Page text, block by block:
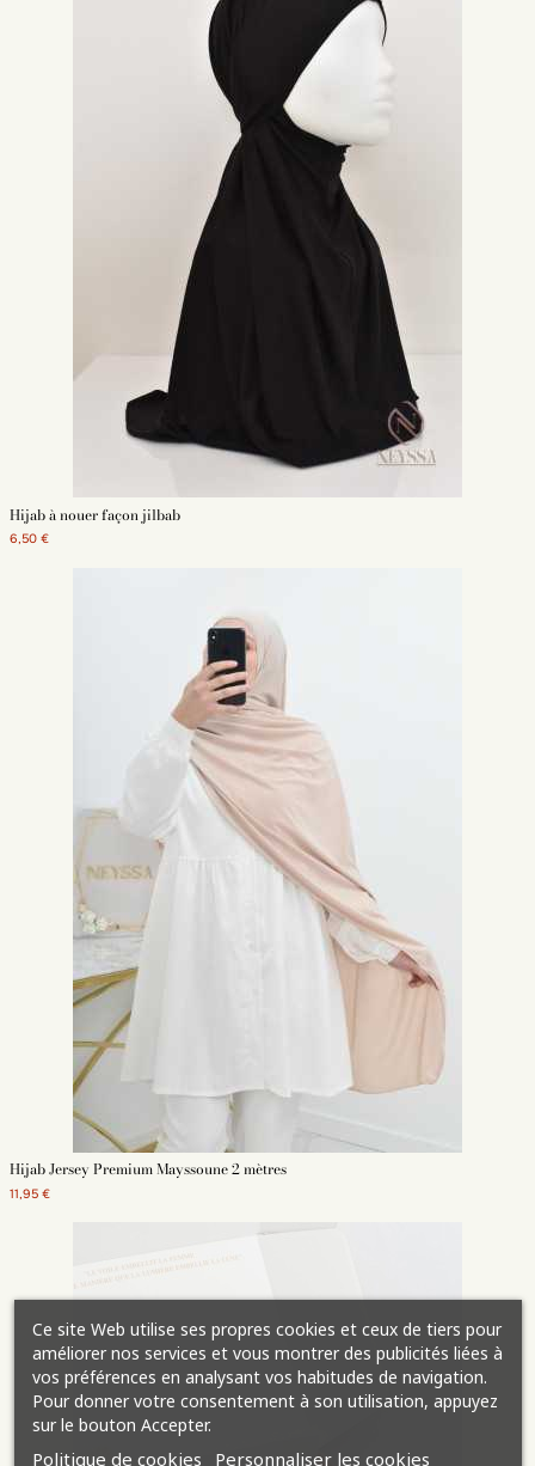
Hijab à nouer façon jilbab
6,50 €
Hijab Jersey Premium Mayssoune 2 mètres
11,95 €
Ce site Web utilise ses propres cookies et ceux de tiers pour
améliorer nos services et vous montrer des publicités liées à
vos préférences en analysant vos habitudes de navigation.
Pour donner votre consentement à son utilisation, appuyez
sur le bouton Accepter.
Politique de cookies Personnaliser les cookies